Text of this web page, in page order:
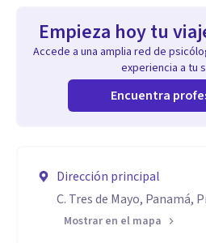
Empieza hoy tu
Accede a una amplia red de
experiencia a tu
Encuentra
Dirección principal
C. Tres de Mayo, Panamá,
Mostrar en el mapa